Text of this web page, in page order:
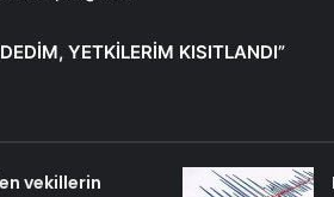
YETKİLERİM KISITLANDI”
vekillerin